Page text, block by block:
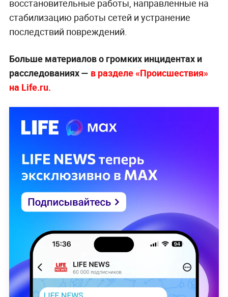
восстановительные работы, направленные на
стабилизацию работы сетей и устранение
последствий повреждений.
Больше материалов о громких инцидентах и
расследованиях — в разделе «Происшествия»
на Life.ru.